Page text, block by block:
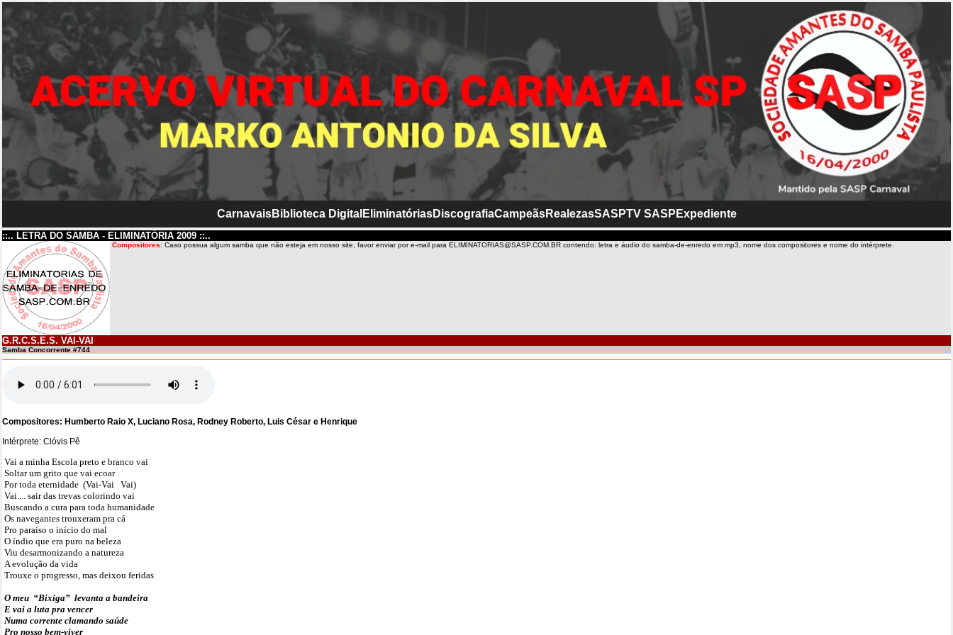
CarnavaisBiblioteca Digital EliminatóriasDiscografiaCampeãsRealezasSASPTV SASP Expediente
::.. LETRA DO SAMBA - ELIMINATÓRIA 2009 ::..
Compositores: Caso possua algum samba que não esteja em nosso site, favor enviar por e-mail para ELIMINATORIAS@SASP.COM.BR contendo: letra e áudio do samba-de-enredo em mp3, nome dos compositores e nome do intérprete.
G.R.C.S.E.S. VAI-VAI
Samba Concorrente #744
Compositores: Humberto Raio X, Luciano Rosa, Rodney Roberto, Luis César e Henrique
Intérprete: Clóvis Pê
Vai a minha Escola preto e branco vai
Soltar um grito que vai ecoar
Por toda eternidade (Vai-Vai Vai)
Vai.... sair das trevas colorindo vai
Buscando a cura para toda humanidade
Os navegantes trouxeram pra cá
Pro paraíso o início do mal
O índio que era puro na beleza
Viu desarmonizando a natureza
A evolução da vida
Trouxe o progresso, mas deixou feridas
O meu “Bixiga” levanta a bandeira
E vai a luta pra vencer
Numa corrente clamando saúde
Pro nosso bem-viver